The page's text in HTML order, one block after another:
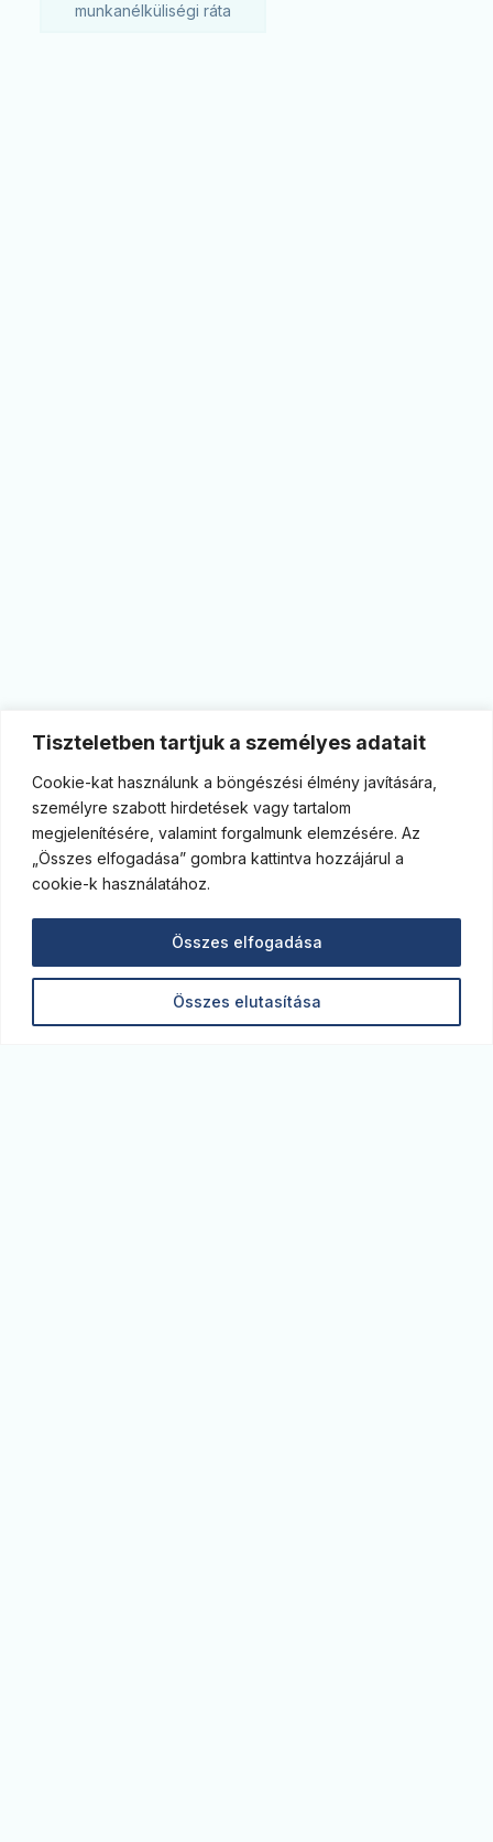
Tiszteletben tartjuk a személyes adatait
Cookie-kat használunk a böngészési élmény javítására,
személyre szabott hirdetések vagy tartalom
megjelenítésére, valamint forgalmunk elemzésére. Az
„Összes elfogadása” gombra kattintva hozzájárul a
cookie-k használatához.
Összes elutasítása
Összes elfogadása
munkanélküliségi ráta